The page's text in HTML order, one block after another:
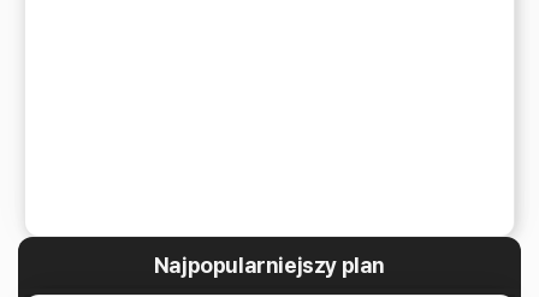
Najpopularniejszy plan